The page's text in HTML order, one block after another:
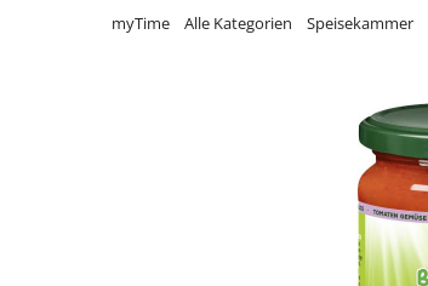
myTime Alle Kategorien Speisekammer